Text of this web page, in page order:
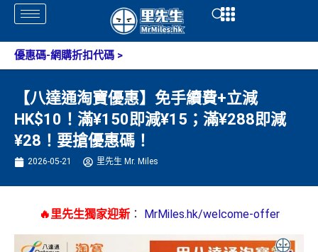
Skip
content
Open
優惠碼-網購折扣代碼 >
【八達通淘寶優惠】免手續費+立減
HK$10！滿¥150即減¥15；滿¥288即減
¥28！要搶優惠碼！
2026-05-21 里先生 Mr. Miles
🔥里先生獨家迎新： MrMiles.hk/welcome-offer